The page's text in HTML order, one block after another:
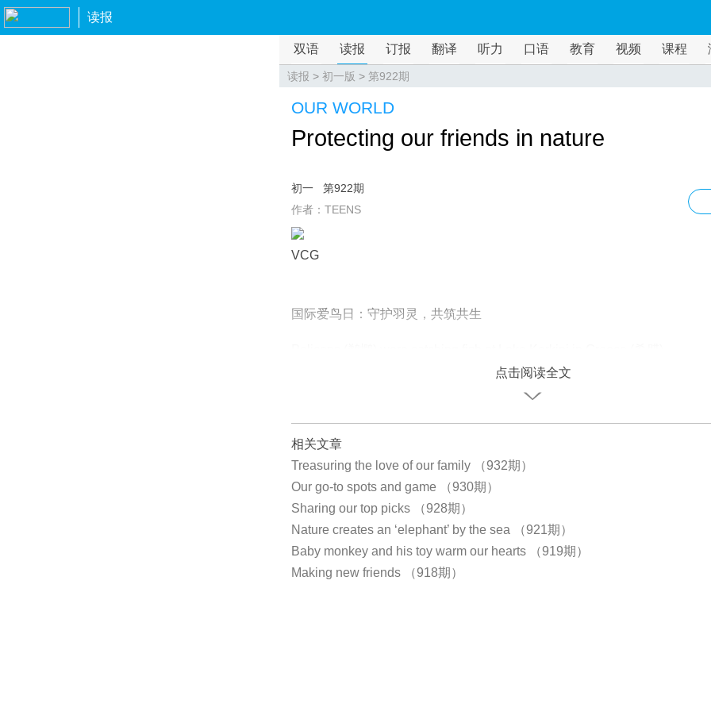
读报
双语 读报 订报 翻译 听力 口语 教育 视频 课程
读报 > 初一版 > 第922期
OUR WORLD
Protecting our friends in nature
初一
第922期
作者：TEENS
VCG
国际爱鸟日：守护羽灵，共筑共生
点击阅读全文
相关文章
Treasuring the love of our family （932期）
Our go-to spots and game （930期）
Sharing our top picks （928期）
Nature creates an ‘elephant’ by the sea （921期）
Baby monkey and his toy warm our hearts （919期）
Making new friends （918期）